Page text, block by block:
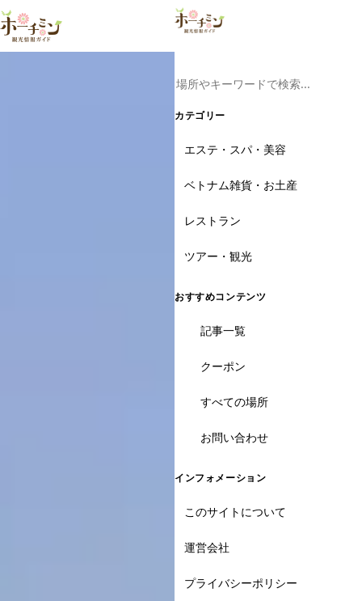
カテゴリー
エステ・スパ・美容
ベトナム雑貨・お土産
レストラン
ツアー・観光
おすすめコンテンツ
記事一覧
クーポン
すべての場所
お問い合わせ
インフォメーション
このサイトについて
運営会社
プライバシーポリシー